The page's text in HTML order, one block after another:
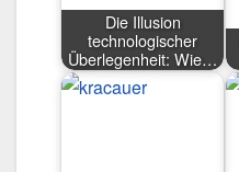
Die Illusion
technologischer
Überlegenheit: Wie…